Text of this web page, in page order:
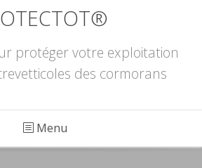
protéger votre exploitation
des cormorans
Menu